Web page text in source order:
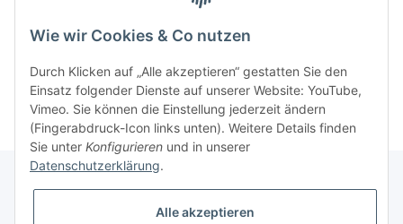
Kategorien
Wie wir Cookies & Co nutzen
Durch Klicken auf „Alle akzeptieren“ gestatten Sie den
Einsatz folgender Dienste auf unserer Website: YouTube,
Vimeo. Sie können die Einstellung jederzeit ändern
(Fingerabdruck-Icon links unten). Weitere Details finden
Sie unter Konfigurieren und in unserer
Datenschutzerklärung.
Alle akzeptieren